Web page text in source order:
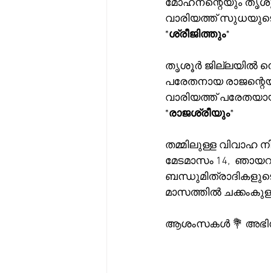
മോഹനന്റെയും
വാരിയത്ത്
*ശ്രീജിത്തും*
തൃശൂർ ജില്ലയിൽ
പരേതനായ
വാരിയത്ത്
*രാജശ്രീയും*
തമ്മിലുള്ള വിവാഹ
മേടമാസം 14,
മാസത്തിൽ
ആശംസകൾ 💐